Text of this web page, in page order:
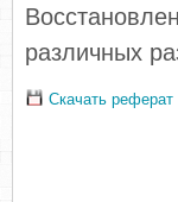
различных
Скачать реферат